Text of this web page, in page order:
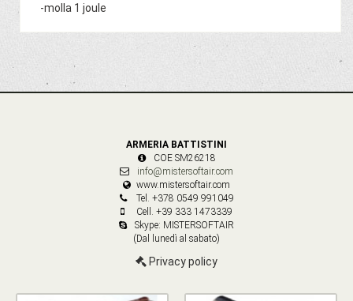
-molla 1 joule
ARMERIA BATTISTINI
COE SM26218
info@mistersoftair.com
www.mistersoftair.com
Tel. +378 0549 991049
Cell. +39 333 1473339
Skype: MISTERSOFTAIR
(Dal lunedì al sabato)
Privacy policy